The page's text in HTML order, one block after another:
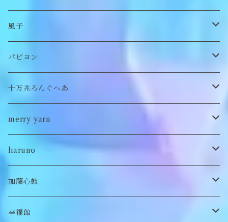
チョーカー/ネックレス
バッグ
バブーシュカ
ポンチョ
bag/巾着
パンツ
ヘアアクセサリー
雑貨
キッズ
bag/巾着
ピアス/イヤリング
イヤカフ
チョーカー
ヘアバレッタ
付け襟
カードケース
ピアス/イヤリング
ブローチ
刺繍キャップ
ロンT
Tシャツ
キーホルダー
ぬいぐるみ
ワンピース
トップス
アウター
パンツ
スカート
シューズ/サンダル
セットアップ
風子
ぬいぐるみ
刺繍ポーチ
ブローチ
パピヨン
ぬいぐるみ
ぬいぐるみブローチ
ぬいぐるみリング
ぬいぐるみ鏡
ぬいぐるみキーホルダー
十万兆ろんぐへあ
ブローチ
マフラー
merry yarn
帽子
haruno
ヘアゴム
靴下
加藤心鼓
ロンT
幸福館